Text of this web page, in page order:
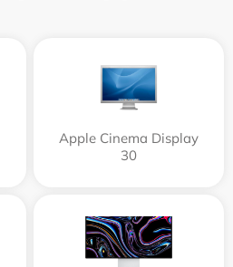
Apple Cinema Display
30